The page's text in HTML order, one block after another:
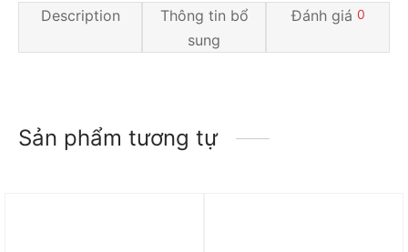
Description
Thông tin bổ
sung
Đánh giá 0
Sản phẩm tương tự